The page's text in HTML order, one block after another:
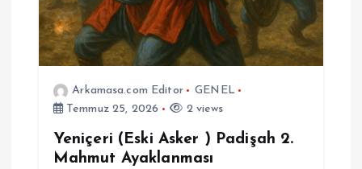
Arkamasa.com Editor
GENEL
Temmuz 25, 2026
2 views
Yeniçeri (Eski Asker ) Padişah 2.
Mahmut Ayaklanması